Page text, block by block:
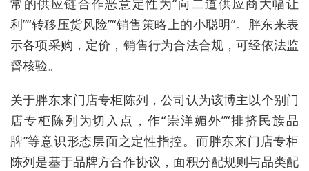
常的供应链合作恶意定性为“向二道供应商大幅让
利”“转移压货风险”“销售策略上的小聪明”。胖东来表
示各项采购，定价，销售行为合法合规，可经依法监
督核验。
关于胖东来门店专柜陈列，公司认为该博主以个别门
店专柜陈列为切入点，作“崇洋媚外”“排挤民族品
牌”等意识形态层面之定性指控。而胖东来门店专柜
陈列是基于品牌方合作协议，面积分配规则与品类配